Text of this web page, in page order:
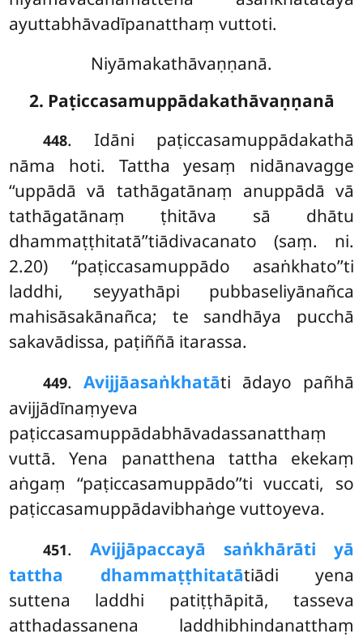
ayuttabhāvadīpanatthaṃ vuttoti.
Niyāmakathāvaṇṇanā.
2. Paṭiccasamuppādakathāvaṇṇanā
448. Idāni paṭiccasamuppādakathā
nāma hoti. Tattha yesaṃ nidānavagge
‘‘uppādā vā tathāgatānaṃ anuppādā vā
tathāgatānaṃṭhitāva sā dhātu
dhammaṭṭhitatā’’tiādivacanato (saṃ. ni.
2.20) ‘‘paṭiccasamuppādo asaṅkhato’’ti
laddhi, seyyathāpi pubbaseliyānañca
mahisāsakānañca; te sandhāya pucchā
sakavādissa, paṭiññā itarassa.
449. Avijjāasaṅkhatāti ādayo pañhā
avijjādīnaṃyeva
paṭiccasamuppādabhāvadassanatthaṃ
vuttā. Yena panatthena tattha ekekaṃ
aṅgaṃ ‘‘paṭiccasamuppādo’’ti vuccati, so
paṭiccasamuppādavibhaṅge vuttoyeva.
451. Avijjāpaccayā saṅkhārāti yā
tattha dhammaṭṭhitatātiādi yena
suttena laddhi patiṭṭhāpitā, tasseva
atthadassanena laddhibhindanatthaṃ